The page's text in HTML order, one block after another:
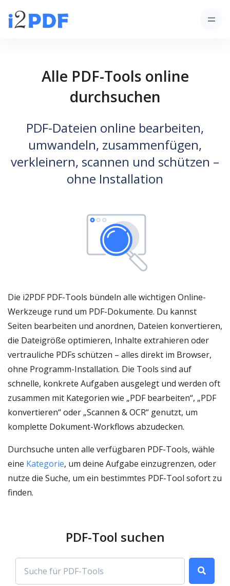
Alle PDF-Tools online
durchsuchen
PDF-Dateien online bearbeiten,
umwandeln, zusammenfügen,
verkleinern, scannen und schützen –
ohne Installation
Die i2PDF PDF-Tools bündeln alle wichtigen Online-
Werkzeuge rund um PDF-Dokumente. Du kannst
Seiten bearbeiten und anordnen, Dateien konvertieren,
die Dateigröße optimieren, Inhalte extrahieren oder
vertrauliche PDFs schützen – alles direkt im Browser,
ohne Programm-Installation. Die Tools sind auf
schnelle, konkrete Aufgaben ausgelegt und werden oft
zusammen mit Kategorien wie „PDF bearbeiten“, „PDF
konvertieren“ oder „Scannen & OCR“ genutzt, um
komplette Dokument-Workflows abzudecken.
Durchsuche unten alle verfügbaren PDF-Tools, wähle
eine Kategorie, um deine Aufgabe einzugrenzen, oder
nutze die Suche, um ein bestimmtes PDF-Tool sofort zu
finden.
PDF-Tool suchen